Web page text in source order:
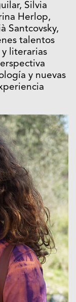
Silvia
Herlop,
Santcovsky,
talentos
y literarias
y nuevas